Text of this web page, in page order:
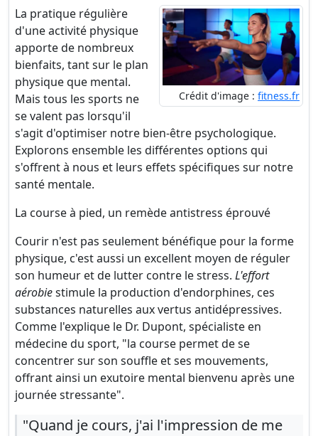
Crédit d'image : fitness.fr
La pratique régulière
d'une activité physique
apporte de nombreux
bienfaits, tant sur le plan
physique que mental.
Mais tous les sports ne
se valent pas lorsqu'il
s'agit d'optimiser notre bien-être psychologique.
Explorons ensemble les différentes options qui
s'offrent à nous et leurs effets spécifiques sur notre
santé mentale.
La course à pied, un remède antistress éprouvé
Courir n'est pas seulement bénéfique pour la forme
physique, c'est aussi un excellent moyen de réguler
son humeur et de lutter contre le stress. L'effort
aérobiestimule la production d'endorphines, ces
substances naturelles aux vertus antidépressives.
Comme l'explique le Dr. Dupont, spécialiste en
médecine du sport, "la course permet de se
concentrer sur son souffle et ses mouvements,
offrant ainsi un exutoire mental bienvenu après une
journée stressante".
"Quand je cours, j'ai l'impression de me